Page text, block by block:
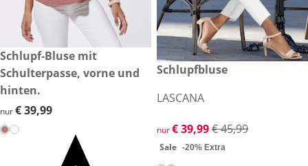
€ 39,99
Schlupf-Bluse mit
Schulterpasse, vorne und
hinten.
€ 39,99
nur€ 39,99
reduzierter Preis € 39,99,
Sale
Schlupfbluse
LASCANA
reduzierter Preis € 39,99,
nur€ 39,99€ 45,99
Sale -20% Extra